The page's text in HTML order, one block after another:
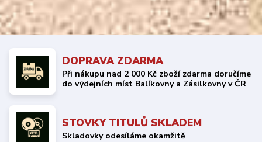
DOPRAVA ZDARMA
Při nákupu nad 2 000 Kč zboží zdarma doručíme
do výdejních míst Balíkovny a Zásilkovny v ČR
STOVKY TITULŮ SKLADEM
Skladovky odesíláme okamžitě